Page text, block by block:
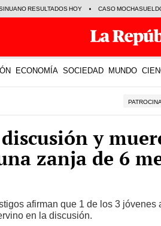
RESULTADOS HOY CASO
ECONOMÍA SOCIEDAD MUNDO
y
zanja de 6
afirman que 1 de los 3 jóvenes
en la discusión.